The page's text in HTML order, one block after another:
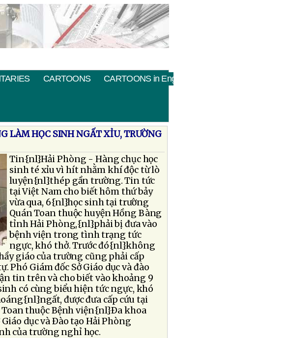
CARTOONS CARTOONS in English
LÀM HỌC SINH NGẤT XỈU, TRƯỜNG
Tin{nl}Hải Phòng - Hàng chục học
sinh té xỉu vì hít nhằm khí độc từ lò
luyện{nl}thép gần trường. Tin tức
tại Việt Nam cho biết hôm thứ bảy
vừa qua, 6{nl}học sinh tại trường
Quán Toan thuộc huyện Hồng Bàng
tỉnh Hải Phòng,{nl}phải bị đưa vào
bệnh viện trong tình trạng tức
ngực, khó thở. Trước đó{nl}không
giáo của trường cũng phải cấp
Phó Giám đốc Sở Giáo dục và đào
tin trên và cho biết vào khoảng 9
có cùng biểu hiện tức ngực, khó
được đưa cấp cứu tại
thuộc Bệnh viện{nl}Ða khoa
dục và Ðào tạo Hải Phòng
của trường nghỉ học.